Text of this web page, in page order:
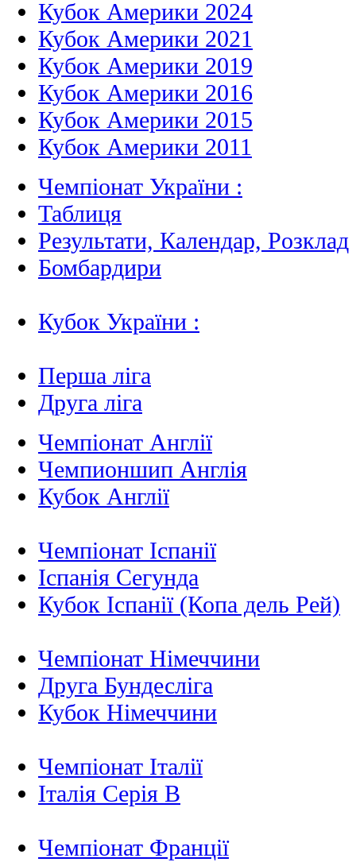
Кубок Америки 2024
Кубок Америки 2021
Кубок Америки 2019
Кубок Америки 2016
Кубок Америки 2015
Кубок Америки 2011
Чемпіонат України :
Таблиця
Результати, Календар, Poзклад
Бомбардири
Кубок України :
Перша ліга
Друга ліга
Чемпіонат Англії
Чемпионшип Англія
Кубок Англії
Чемпіонат Іспанії
Іспанія Сегунда
Кубок Іспанії (Копа дель Рей)
Чемпіонат Німеччини
Друга Бундесліга
Кубок Німеччини
Чемпіонат Італії
Італія Серія B
Чемпіонат Франції